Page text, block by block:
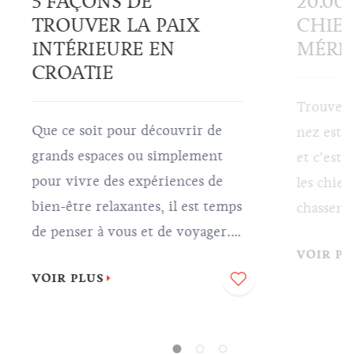
TROUVER LA PAIX
INTÉRIEURE EN
CROATIE
Que ce soit pour découvrir de
grands espaces ou simplement
pour vivre des expériences de
bien-être relaxantes, il est temps
de penser à vous et de voyager.
paix intérieure en Croatie, tout
VOIR PLUS
Trouver
nez est
et c’est
les
chers
VOIR